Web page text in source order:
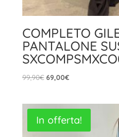
COMPLETO
PANTALONE
99,90€ Il
era:
99,90€.
69,00€Il
è:
69,00€.
In offerta!